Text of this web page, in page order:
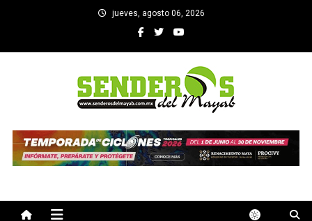
jueves, agosto 06, 2026
SENDEROS DEL MAYAB